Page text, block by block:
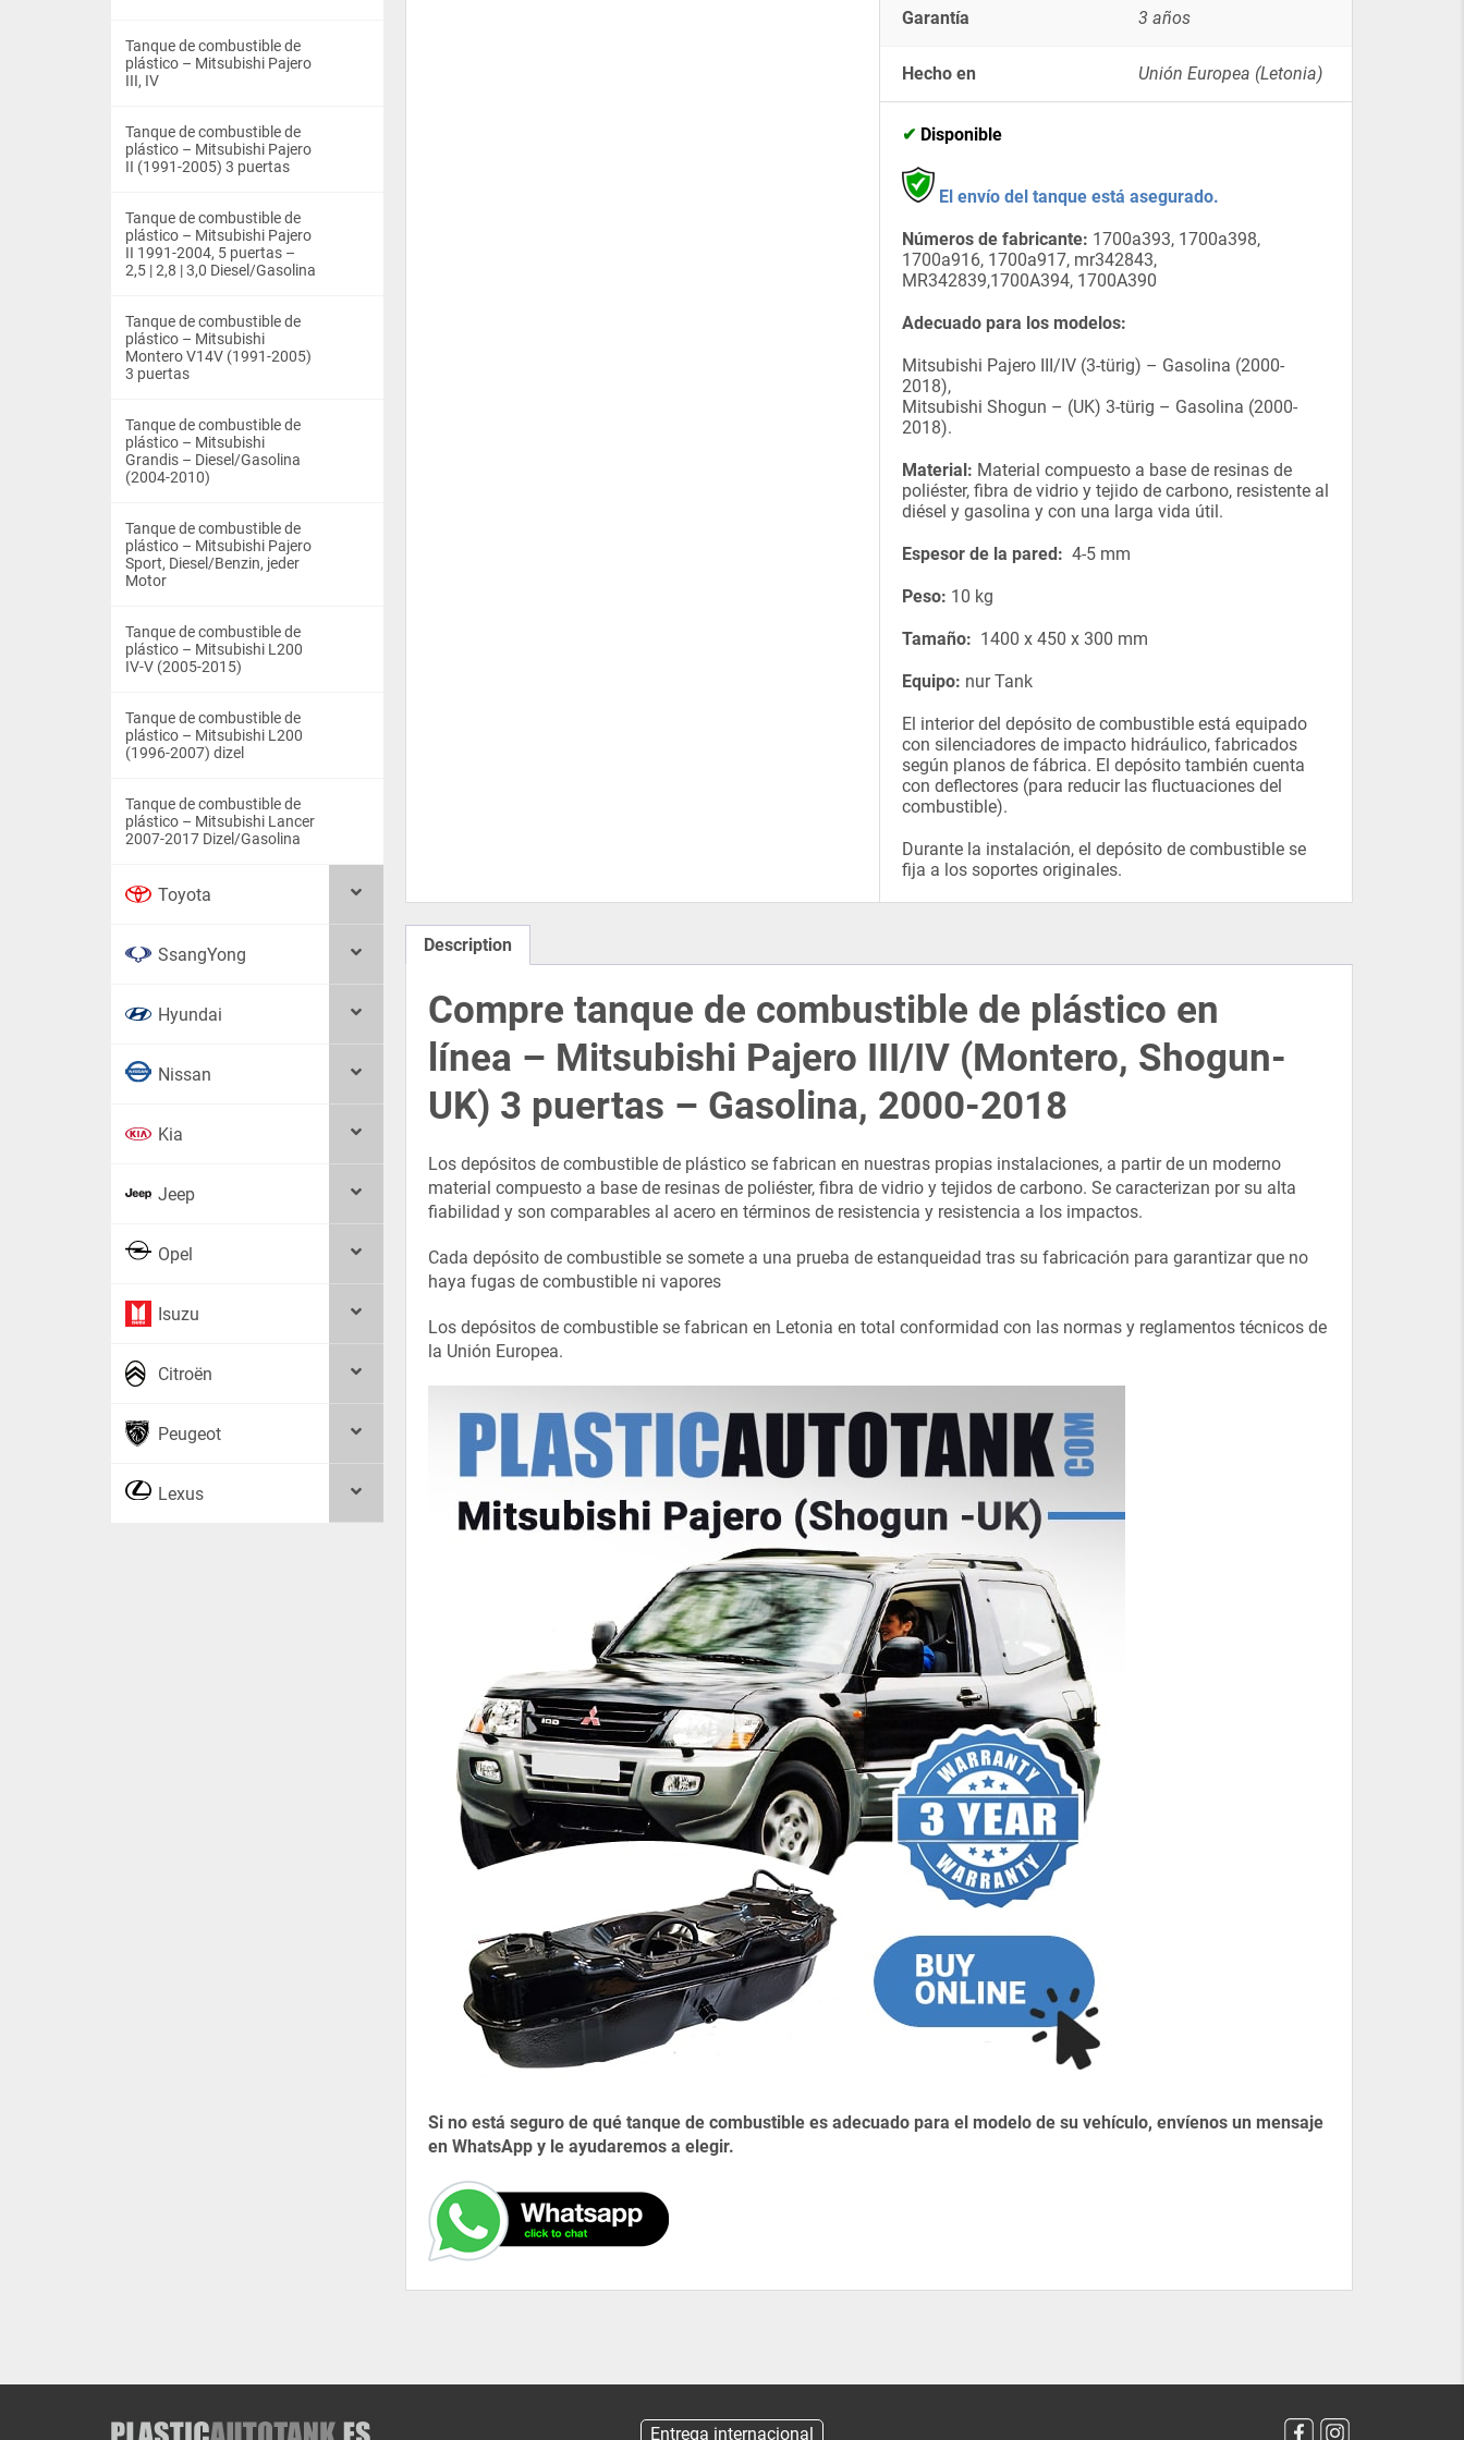
Tanque de combustible de
plástico – Mitsubishi Pajero
III, IV
Tanque de combustible de
plástico – Mitsubishi Pajero
II (1991-2005) 3 puertas
Tanque de combustible de
plástico – Mitsubishi Pajero
II 1991-2004, 5 puertas –
2,5 | 2,8 | 3,0 Diesel/Gasolina
Tanque de combustible de
plástico – Mitsubishi
Montero V14V (1991-2005)
3 puertas
Tanque de combustible de
plástico – Mitsubishi
Grandis – Diesel/Gasolina
(2004-2010)
Tanque de combustible de
plástico – Mitsubishi Pajero
Sport, Diesel/Benzin, jeder
Motor
Tanque de combustible de
plástico – Mitsubishi L200
IV-V (2005-2015)
Tanque de combustible de
plástico – Mitsubishi L200
(1996-2007) dizel
Tanque de combustible de
plástico – Mitsubishi Lancer
2007-2017 Dizel/Gasolina
Toyota
SsangYong
Hyundai
Nissan
Kia
Jeep
Opel
Isuzu
Citroën
Peugeot
Lexus
Garantía 3 años
Hecho en Unión Europea (Letonia)
✔ Disponible
El envío del tanque está asegurado.
Números de fabricante: 1700a393, 1700a398,
1700a916, 1700a917, mr342843,
MR342839,1700A394, 1700A390
Adecuado para los modelos:
Mitsubishi Pajero III/IV (3-türig) – Gasolina (2000-
2018),
Mitsubishi Shogun – (UK) 3-türig – Gasolina (2000-
2018).
Material: Material compuesto a base de resinas de
poliéster, fibra de vidrio y tejido de carbono, resistente al
diésel y gasolina y con una larga vida útil.
Espesor de la pared: 4-5 mm
Peso: 10 kg
Tamaño: 1400 х 450 х 300 mm
Equipo: nur Tank
El interior del depósito de combustible está equipado
con silenciadores de impacto hidráulico, fabricados
según planos de fábrica. El depósito también cuenta
con deflectores (para reducir las fluctuaciones del
combustible).
Durante la instalación, el depósito de combustible se
fija a los soportes originales.
Description
Compre tanque de combustible de plástico en
línea – Mitsubishi Pajero III/IV (Montero, Shogun-
UK) 3 puertas – Gasolina, 2000-2018
Los depósitos de combustible de plástico se fabrican en nuestras propias instalaciones, a partir de un moderno
material compuesto a base de resinas de poliéster, fibra de vidrio y tejidos de carbono. Se caracterizan por su alta
fiabilidad y son comparables al acero en términos de resistencia y resistencia a los impactos.
Cada depósito de combustible se somete a una prueba de estanqueidad tras su fabricación para garantizar que no
haya fugas de combustible ni vapores
Los depósitos de combustible se fabrican en Letonia en total conformidad con las normas y reglamentos técnicos de
la Unión Europea.
Si no está seguro de qué tanque de combustible es adecuado para el modelo de su vehículo, envíenos un mensaje
en WhatsApp y le ayudaremos a elegir.
Entrega internacional